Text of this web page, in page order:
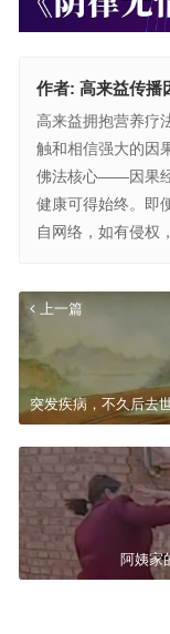
作者: 高来益传播
高来益拥抱营养疗
触和相信强大的因
佛法核心——因果经
健康可得始终。即
自网络，如有侵权
上一篇
突发疾病，不久后去
阿姨家